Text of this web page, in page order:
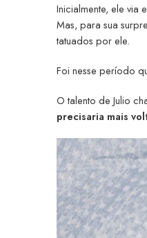
Inicialmente, ele via
Mas, para sua
tatuados por ele.
Foi nesse período
O talento de Julio
precisaria mais